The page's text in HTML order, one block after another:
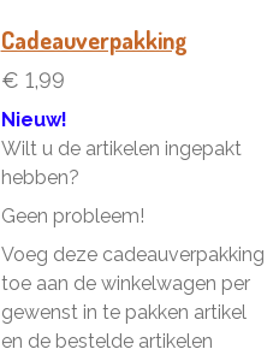
e
Cadeauverpakking
€ 1,99
Nieuw!
Wilt u de artikelen ingepakt
hebben?
Geen probleem!
Voeg deze cadeauverpakking
toe aan de winkelwagen per
gewenst in te pakken artikel
en de bestelde artikelen